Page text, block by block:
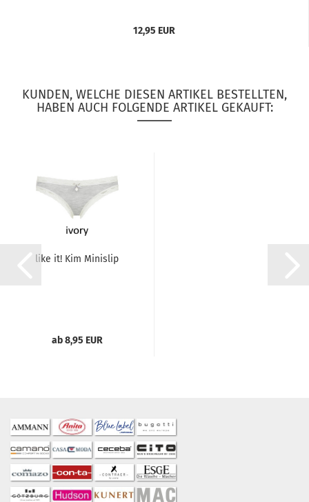
12,95 EUR
KUNDEN, WELCHE DIESEN ARTIKEL BESTELLTEN,
HABEN AUCH FOLGENDE ARTIKEL GEKAUFT:
like it! Kim Minislip
ab 8,95 EUR